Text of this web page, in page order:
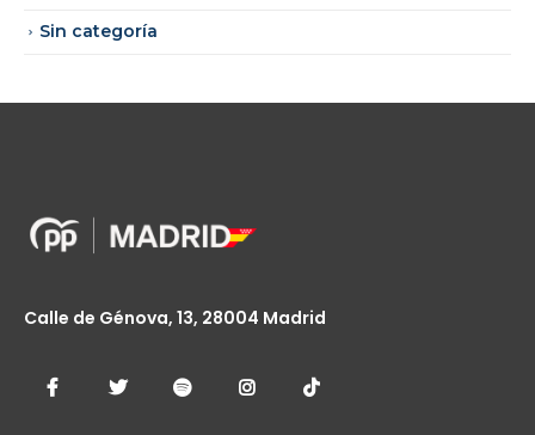
Sin categoría
Calle de Génova, 13, 28004 Madrid